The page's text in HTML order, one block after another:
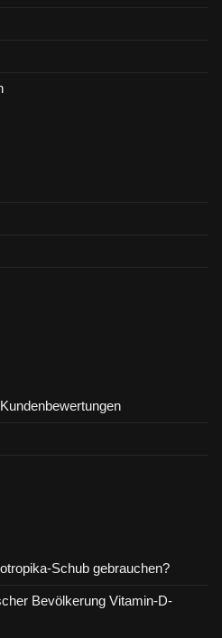
Schub gebrauchen?
Bevölkerung Vitamin-D-